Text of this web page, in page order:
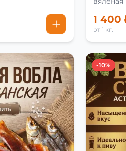
1 400
от 1 кг.
-10%